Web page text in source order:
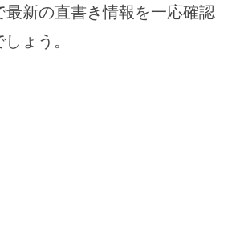
最新の直書き情報を一応確認
ょう。